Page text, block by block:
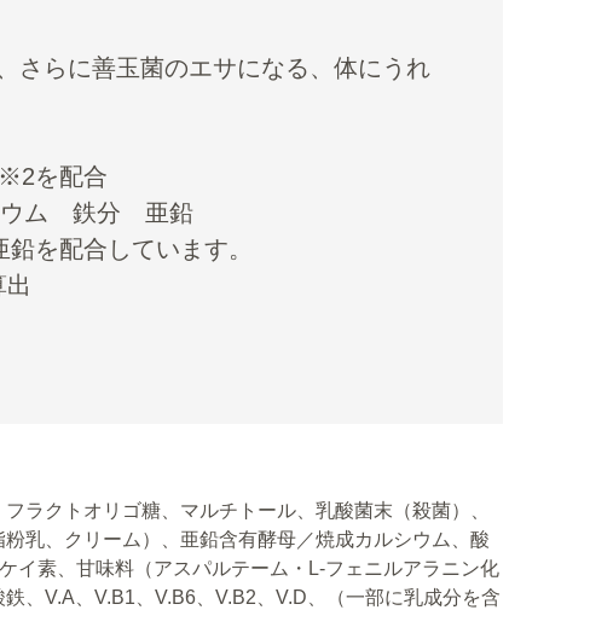
さらに善玉菌のエサになる、体にうれ
を配合
ウム 鉄分 亜鉛
配合しています。
ラクトオリゴ糖、マルチトール、乳酸菌末（殺菌）、
乳、クリーム）、亜鉛含有酵母／焼成カルシウム、酸
イ素、甘味料（アスパルテーム・L-フェニルアラニン化
、V.A、V.B1、V.B6、V.B2、V.D、（一部に乳成分を含